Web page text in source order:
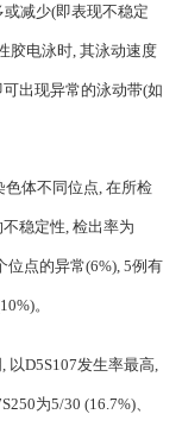
或减少(即表现不稳定
胶电泳时 ,其泳动速度
出现异常的泳动带(如
色体不同位点,在所检
不稳定性,检出率为
位点的异常(6%), 5例有
。
, 以D5S107发生率最高,
为5/30 (16.7%)、